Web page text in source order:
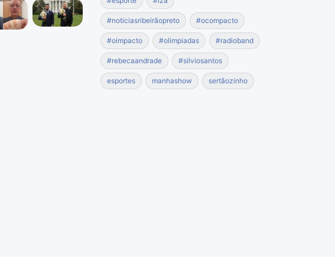
#noticiasribeirãopreto #ocompacto
#oimpacto #olimpiadas #radioband
#rebecaandrade #silviosantos
esportes manhashow sertãozinho